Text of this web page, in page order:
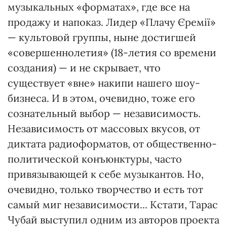
музыкальных «форматах», где все на
продажу и напоказ. Лидер «Плачу Єремії»
— культовой группы, ныне достигшей
«совершеннолетия» (18-летия со времени
создания) — и не скрывает, что
существует «вне» накипи нашего шоу-
бизнеса. И в этом, очевидно, тоже его
сознательный выбор — независимость.
Независимость от массовых вкусов, от
диктата радиоформатов, от общественно-
политической конъюнктуры, часто
привязывающей к себе музыкантов. Но,
очевидно, только творчество и есть тот
самый миг независимости... Кстати, Тарас
Чубай выступил одним из авторов проекта